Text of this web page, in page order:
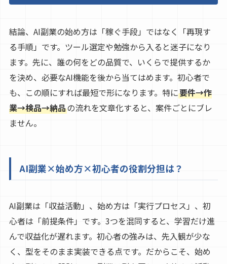
結論、AI副業の始め方は「稼ぐ手段」ではなく「再現す
る手順」です。ツール選定や勉強から入ると迷子になり
ます。先に、誰の何をどの品質で、いくらで提供するか
を決め、必要なAI機能を後から当てはめます。初心者で
も、この順にすれば最短で形になります。特に要件→作
業→検品→納品の流れを文章化すると、案件ごとにブレ
ません。
AI副業×始め方×初心者の役割分担は？
AI副業は「収益活動」、始め方は「実行プロセス」、初
心者は「前提条件」です。3つを混同すると、学習だけ進
んで収益化が遅れます。初心者の強みは、先入観が少な
く、型をそのまま実装できる点です。だからこそ、始め